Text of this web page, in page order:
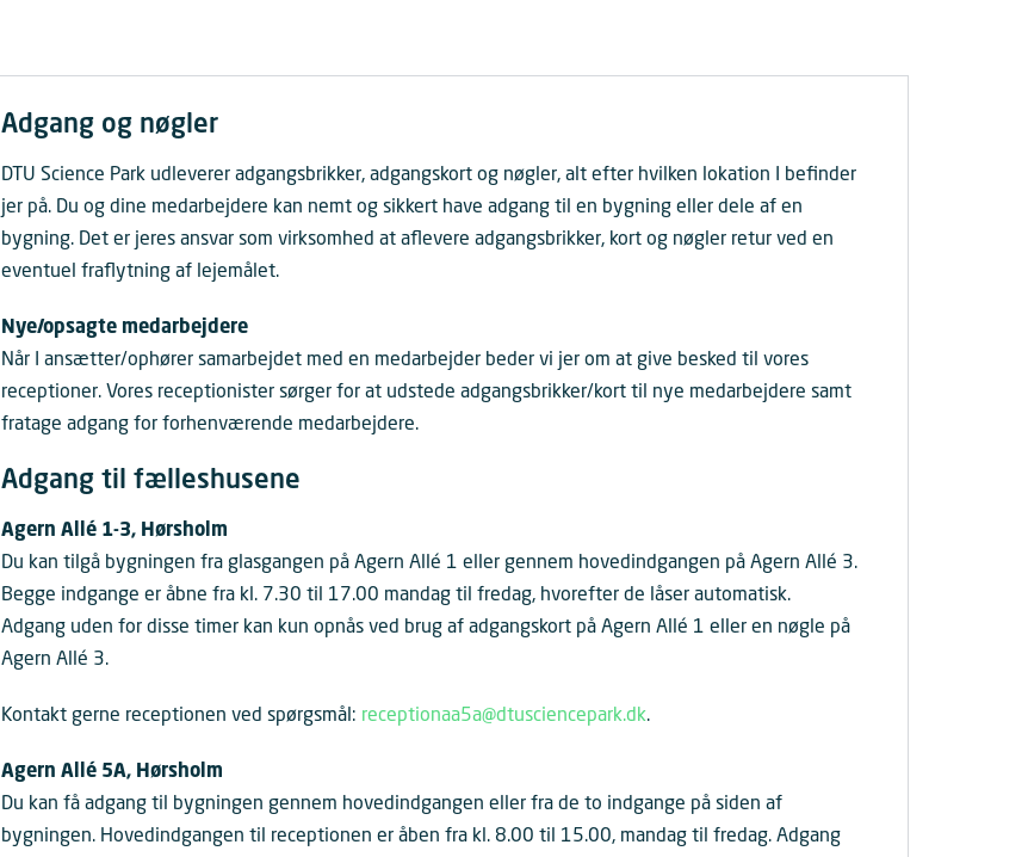
Adgang og nøgler
DTU Science Park udleverer adgangsbrikker, adgangskort og nøgler, alt efter hvilken lokation I befinder
jer på. Du og dine medarbejdere kan nemt og sikkert have adgang til en bygning eller dele af en
bygning. Det er jeres ansvar som virksomhed at aflevere adgangsbrikker, kort og nøgler retur ved en
eventuel fraflytning af lejemålet.
Nye/opsagte medarbejdere
Når I ansætter/ophører samarbejdet med en medarbejder beder vi jer om at give besked til vores
receptioner. Vores receptionister sørger for at udstede adgangsbrikker/kort til nye medarbejdere samt
fratage adgang for forhenværende medarbejdere.
Adgang til fælleshusene
Agern Allé 1-3, Hørsholm
Du kan tilgå bygningen fra glasgangen på Agern Allé 1 eller gennem hovedindgangen på Agern Allé 3.
Begge indgange er åbne fra kl. 7.30 til 17.00 mandag til fredag, hvorefter de låser automatisk.
Adgang uden for disse timer kan kun opnås ved brug af adgangskort på Agern Allé 1 eller en nøgle på
Agern Allé 3.
Kontakt gerne receptionen ved spørgsmål: receptionaa5a@dtusciencepark.dk.
Agern Allé 5A, Hørsholm
Du kan få adgang til bygningen gennem hovedindgangen eller fra de to indgange på siden af
bygningen. Hovedindgangen til receptionen er åben fra kl. 8.00 til 15.00, mandag til fredag. Adgang